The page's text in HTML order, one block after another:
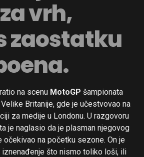
vrh,
zaostatku
na scenu MotoGP šampionata
Britanije, gde je učestvovao na
za medije u Londonu. U razgovoru
je naglasio da je plasman njegovog
očekivao na početku sezone. On je
iznenađenje što nismo toliko loši, ili